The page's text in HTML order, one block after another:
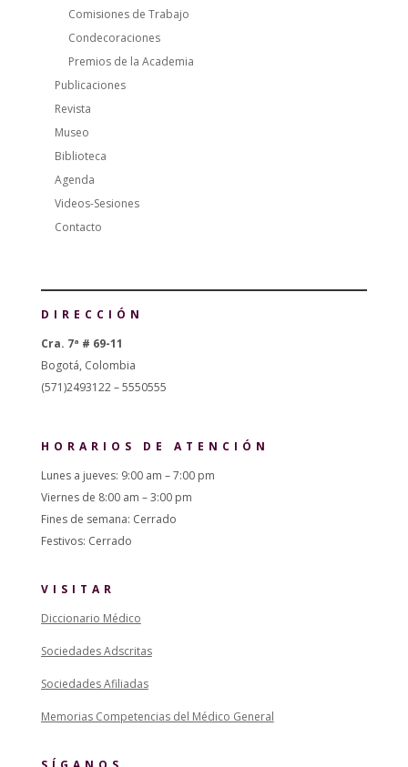
Comisiones de Trabajo
Condecoraciones
Premios de la Academia
Publicaciones
Revista
Museo
Biblioteca
Agenda
Videos-Sesiones
Contacto
DIRECCIÓN
Cra. 7ª # 69-11
Bogotá, Colombia
(571)2493122 – 5550555
HORARIOS DE ATENCIÓN
Lunes a jueves: 9:00 am – 7:00 pm
Viernes de 8:00 am – 3:00 pm
Fines de semana: Cerrado
Festivos: Cerrado
VISITAR
Diccionario Médico
Sociedades Adscritas
Sociedades Afiliadas
Memorias Competencias del Médico General